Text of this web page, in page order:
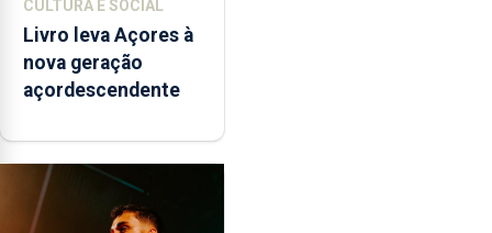
CULTURA E SOCIAL
Livro leva Açores à
nova geração
açordescendente